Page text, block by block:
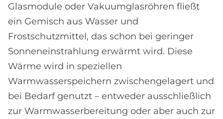
Glasmodule oder Vakuumglasröhren fließt
ein Gemisch aus Wasser und
Frostschutzmittel, das schon bei geringer
Sonneneinstrahlung erwärmt wird. Diese
Wärme wird in speziellen
Warmwasserspeichern zwischengelagert und
bei Bedarf genutzt – entweder ausschließlich
zur Warmwasserbereitung oder aber auch zur